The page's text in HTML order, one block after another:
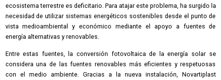
ecosistema terrestre es deficitario. Para atajar este problema, ha surgido la
necesidad de utilizar sistemas energéticos sostenibles desde el punto de
vista medioambiental y económico mediante el apoyo a fuentes de
energía alternativas y renovables.
Entre estas fuentes, la conversión fotovoltaica de la energía solar se
considera una de las fuentes renovables más eficientes y respetuosas
con el medio ambiente. Gracias a la nueva instalación, Novartiplast